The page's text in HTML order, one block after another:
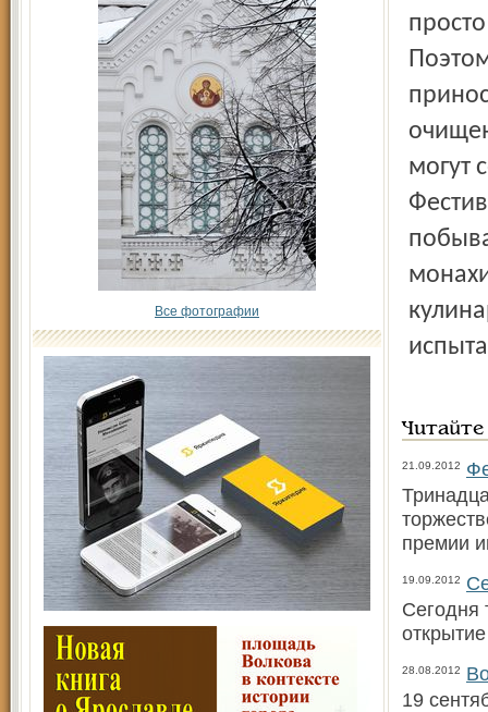
Все фотографии
могут
21.09.2012
премии
19.09.2012
Сегодня
28.08.2012
19